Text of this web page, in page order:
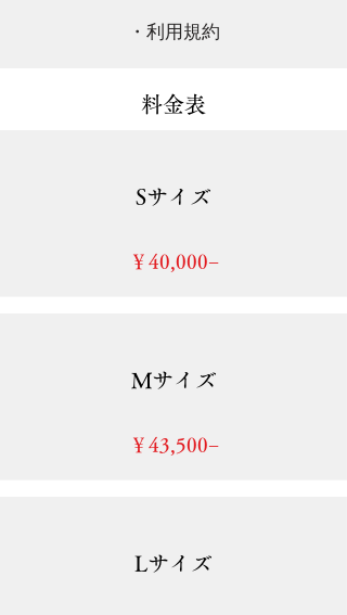
・利用規約
料金表
Sサイズ
​￥40,000−
Mサイズ
​￥43,500−
Lサイズ